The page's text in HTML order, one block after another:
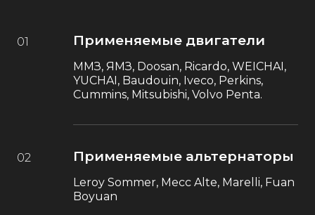
01 Применяемые двигатели
ММЗ, ЯМЗ, Doosan, Ricardo, WEICHAI,
YUCHAI, Baudouin, Iveco, Perkins,
Cummins, Mitsubishi, Volvo Penta.
02 Применяемые альтернаторы
Leroy Sommer, Mecc Alte, Marelli, Fuan
Boyuan